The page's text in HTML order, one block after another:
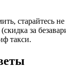
старайтесь
за
такси.